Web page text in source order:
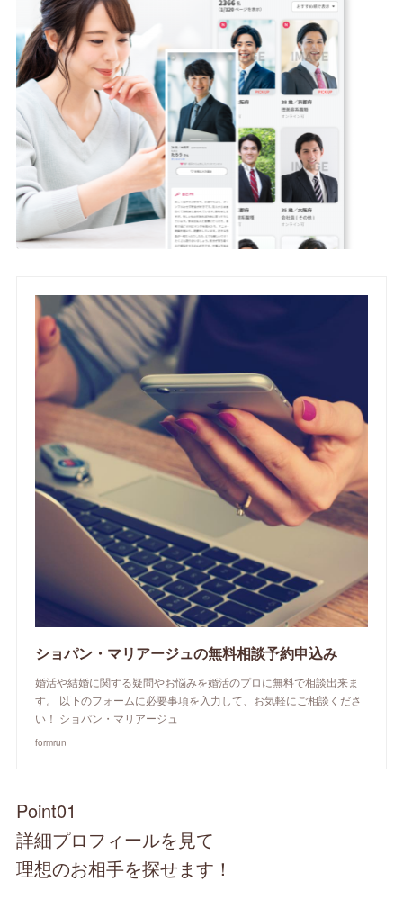
ショパン・マリアージュの無料相談予約申込み
婚活や結婚に関する疑問やお悩みを婚活のプロに無料で相談出来ま
す。 以下のフォームに必要事項を入力して、お気軽にご相談くださ
い！ ショパン・マリアージュ
formrun
Point01
詳細プロフィールを見て
理想のお相手を探せます！